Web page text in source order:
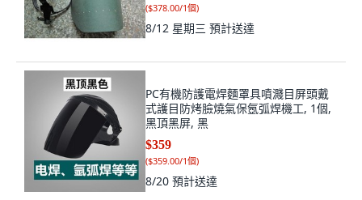
($378.00/1個)
8/12 星期三 預計送達
PC有機防護電焊麵罩具噴濺目屏頭戴
式護目防烤臉燒氣保氬弧焊機工, 1個,
黑頂黑屏, 黑
$359
($359.00/1個)
8/20 預計送達